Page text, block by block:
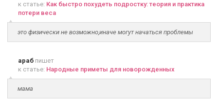
к статье: Как быстро похудеть подростку: теория и практика
потери веса
это физически не возможно,иначе могут начаться проблемы
араб пишет
к статье: Народные приметы для новорожденных
мама